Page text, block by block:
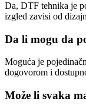
Da, DTF tehnika je
izgled zavisi od
Da li mogu da
Moguća je
dogovorom i
Može li svaka